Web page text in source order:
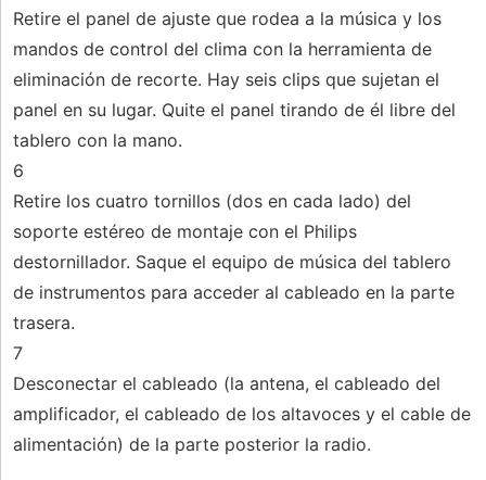
Retire el panel de ajuste que rodea a la música y los
mandos de control del clima con la herramienta de
eliminación de recorte. Hay seis clips que sujetan el
panel en su lugar. Quite el panel tirando de él libre del
tablero con la mano.
6
Retire los cuatro tornillos (dos en cada lado) del
soporte estéreo de montaje con el Philips
destornillador. Saque el equipo de música del tablero
de instrumentos para acceder al cableado en la parte
trasera.
7
Desconectar el cableado (la antena, el cableado del
amplificador, el cableado de los altavoces y el cable de
alimentación) de la parte posterior la radio.